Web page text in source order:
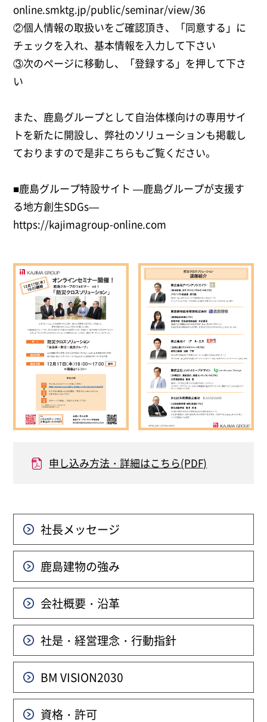
online.smktg.jp/public/seminar/view/36
②個人情報の取扱いをご確認頂き、「同意する」に
チェックを入れ、基本情報を入力して下さい
③次のページに移動し、「登録する」を押して下さ
い
また、鹿島グループとして自治体様向けの専用サイ
トを新たに開設し、弊社のソリューションも掲載し
ておりますので是非こちらもご覧ください。
■鹿島グループ特設サイト —鹿島グループが支援す
る地方創生SDGs―
https://kajimagroup-online.com
申し込み方法・詳細はこちら(PDF)
社長メッセージ
鹿島建物の強み
会社概要・沿革
社是・経営理念・行動指針
BM VISION2030
資格・許可